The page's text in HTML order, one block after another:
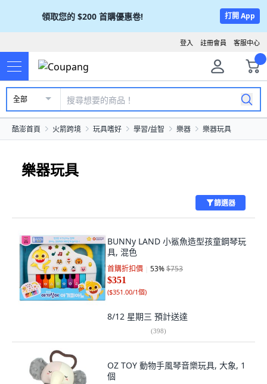
領取您的 $200 首購優惠卷! 打開 App
客服中心
註冊會員
登入
全部
酷澎首頁 火箭跨境 玩具嗜好 學習/益智 樂器 樂器玩具
樂器玩具
篩選器
BUNNy LAND 小鯊魚造型孩童鋼琴玩
具, 混色
首購折扣價 53%$753
$351
($351.00/1個)
8/12 星期三 預計送達
(398)
OZ TOY 動物手風琴音樂玩具, 大象, 1
個